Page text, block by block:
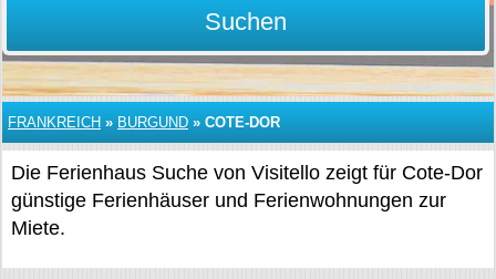
Suchen
FRANKREICH » BURGUND » COTE-DOR
Die Ferienhaus Suche von Visitello zeigt für Cote-Dor
günstige Ferienhäuser und Ferienwohnungen zur
Miete.